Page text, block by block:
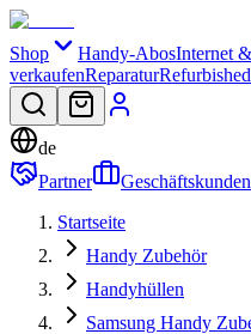
Shop Handy-AbosInternet
verkaufenReparaturRefurbished
de
Partner
Geschäftskunden
Startseite
Handy Zubehör
Handyhüllen
Samsung Handy